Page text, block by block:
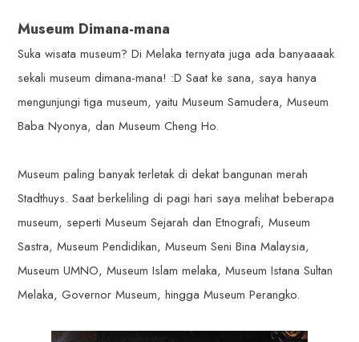
Museum Dimana-mana
Suka wisata museum? Di Melaka ternyata juga ada banyaaaak
sekali museum dimana-mana! :D Saat ke sana, saya hanya
mengunjungi tiga museum, yaitu Museum Samudera, Museum
Baba Nyonya, dan Museum Cheng Ho.
Museum paling banyak terletak di dekat bangunan merah
Stadthuys. Saat berkeliling di pagi hari saya melihat beberapa
museum, seperti Museum Sejarah dan Etnografi, Museum
Sastra, Museum Pendidikan, Museum Seni Bina Malaysia,
Museum UMNO, Museum Islam melaka, Museum Istana Sultan
Melaka, Governor Museum, hingga Museum Perangko.